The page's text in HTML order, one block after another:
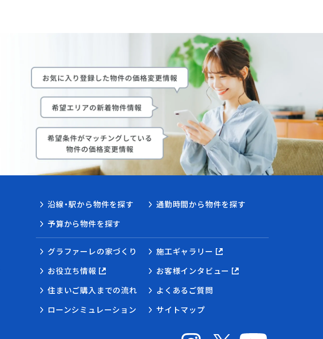
沿線・駅から物件を探す
通勤時間から物件を探す
予算から物件を探す
グラファーレの家づくり
施工ギャラリー
お役立ち情報
お客様インタビュー
住まいご購入までの流れ
よくあるご質問
ローンシミュレーション
サイトマップ